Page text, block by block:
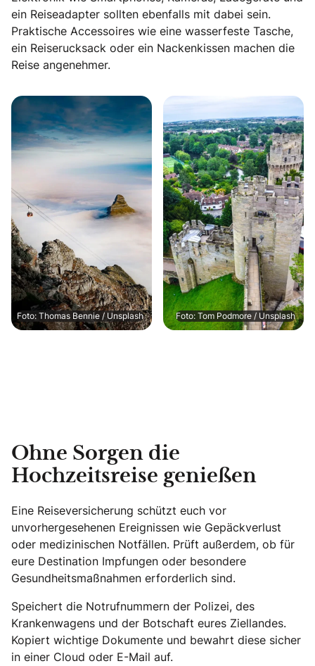
ein Reiseadapter sollten ebenfalls mit dabei sein.
Praktische Accessoires wie eine wasserfeste Tasche,
ein Reiserucksack oder ein Nackenkissen machen die
Reise angenehmer.
Foto: Thomas Bennie / Unsplash Foto: Tom Podmore / Unsplash
Ohne Sorgen die
Hochzeitsreise genießen
Eine Reiseversicherung schützt euch vor
unvorhergesehenen Ereignissen wie Gepäckverlust
oder medizinischen Notfällen. Prüft außerdem, ob für
eure Destination Impfungen oder besondere
Gesundheitsmaßnahmen erforderlich sind.
Speichert die Notrufnummern der Polizei, des
Krankenwagens und der Botschaft eures Ziellandes.
Kopiert wichtige Dokumente und bewahrt diese sicher
in einer Cloud oder E-Mail auf.